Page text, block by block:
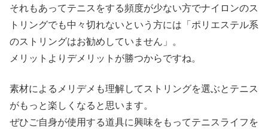
それもあってテニスをする頻度が少ない方でナイロンのス
トリングでも中々切れないという方には「ポリエステル系
のストリングはお勧めしていません」。
メリットよりデメリットが勝つからですね。
素材によるメリデメも理解してストリングを選ぶとテニス
がもっと楽しくなると思います。
ぜひご自身が使用する道具に興味をもってテニスライフを